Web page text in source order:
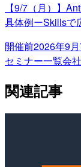
【9/7（月）】
具体例ーSkillsで
開催前2026年9
セミナー一覧会
関連記事